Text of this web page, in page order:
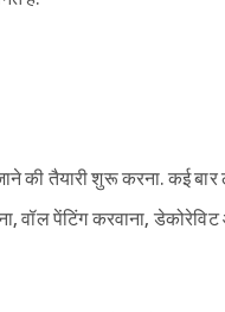
की तैयारी शुरू करना. कई
वॉल पेंटिंग करवाना,